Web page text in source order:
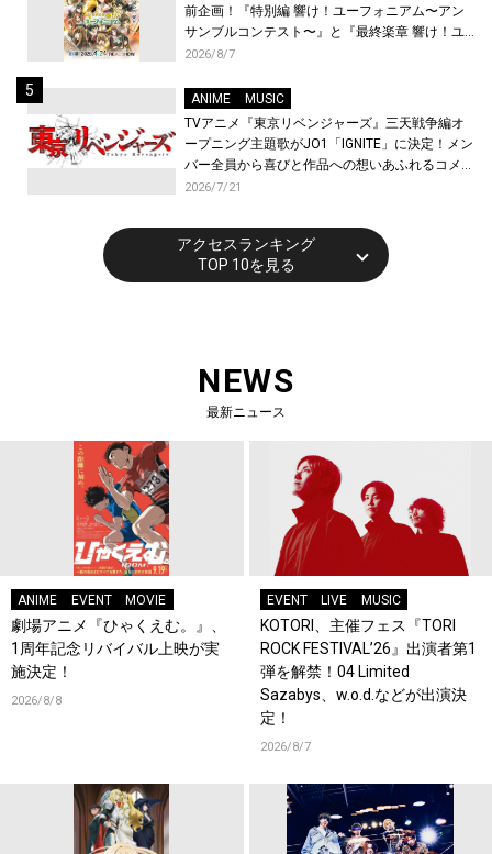
前企画！『特別編 響け！ユーフォニアム〜アン
サンブルコンテスト〜』と『最終楽章 響け！ユ
ーフォニアム』前編の一挙上映が決定！
2026/8/7
ANIME
MUSIC
TVアニメ『東京リベンジャーズ』三天戦争編オ
ープニング主題歌がJO1「IGNITE」に決定！メン
バー全員から喜びと作品への想いあふれるコメン
トが到着！9月に東京・大阪で先行上映会を開
2026/7/21
アクセスランキング
TOP 10を見る
NEWS
最新ニュース
ANIME EVENT MOVIE
劇場アニメ『ひゃくえむ。』、
1周年記念リバイバル上映が実
施決定！
2026/8/8
EVENT LIVE MUSIC
KOTORI、主催フェス『TORI
ROCK FESTIVAL’26』出演者第1
弾を解禁！04 Limited
Sazabys、w.o.d.などが出演決
定！
2026/8/7